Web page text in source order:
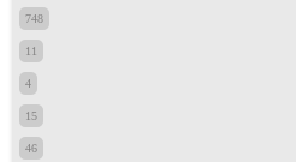
748
11
4
15
46